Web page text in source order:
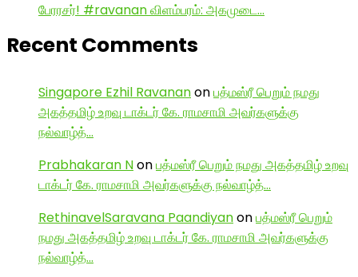
பேரரசர்! #ravanan விளம்பரம்: அகமுடை…
Recent Comments
Singapore Ezhil Ravananonபத்மஸ்ரீ பெறும் நமது
அகத்தமிழ் உறவு டாக்டர் கே. ராமசாமி அவர்களுக்கு
நல்வாழ்த்…
Prabhakaran Nonபத்மஸ்ரீ பெறும் நமது அகத்தமிழ் உறவு
டாக்டர் கே. ராமசாமி அவர்களுக்கு நல்வாழ்த்…
RethinavelSaravana Paandiyanonபத்மஸ்ரீ பெறும்
நமது அகத்தமிழ் உறவு டாக்டர் கே. ராமசாமி அவர்களுக்கு
நல்வாழ்த்…